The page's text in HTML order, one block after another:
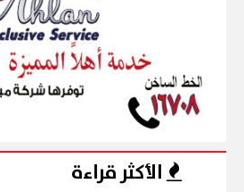
الأكثر قراءة